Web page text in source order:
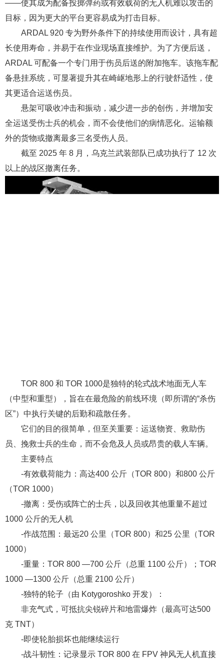
——使其成为配备投掷弹药或有效载荷的无人机难以攻击的
目标，因为更大的平台更容易成为打击目标。
ARDAL 920 专为野外条件下的持续使用而设计，具有超
长使用寿命，并易于在作业现场直接维护。为了方便后送，
ARDAL 可配备一个专门用于伤员后送的附加拖车。该拖车配
备悬挂系统，可显著提升其在崎岖地形上的行驶舒适性，使
其更适合运送伤员。
悬架可吸收冲击和振动，减少进一步的创伤，并增加安
全运送受伤士兵的机会，而不会使他们的病情恶化。运输额
外的货物或撤离最多三名受伤人员。
截至 2025 年 8 月，乌克兰武装部队已成功执行了 12 次
以上的战区撤离任务。
TOR 800 和 TOR 1000是独特的轮式战术地面无人车
（中型和重型），旨在在最危险的前线环境（即所谓的“杀伤
区”）中执行关键的后勤和疏散任务。
它们的目的很简单，但至关重要：运送物资、救助伤
员、挽救士兵的生命，而不会危及人员或昂贵的载人车辆。
主要特点
-有效载荷能力：高达400 公斤（TOR 800）和800 公斤
（TOR 1000）
-撤离：受伤或阵亡的士兵，以及回收其他重量不超过
1000 公斤的无人机
-作战范围：最远20 公里（TOR 800）和25 公里（TOR
1000）
-重量：TOR 800 —700 公斤（总重 1100 公斤）；TOR
1000 —1300 公斤（总重 2100 公斤）
-独特的轮子（由 Kotygoroshko 开发）：
非充气式，可抵抗尖锐碎片和地雷爆炸（最高可达500
克 TNT）
-即使轮胎损坏也能继续运行
-战斗韧性：记录显示 TOR 800 在 FPV 神风无人机直接